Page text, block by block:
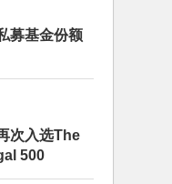
募基金份额
次入选The
500